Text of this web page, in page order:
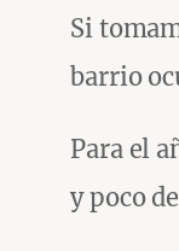
Si
barrio
Para el
y poco